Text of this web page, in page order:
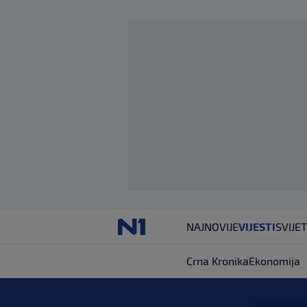
NAJNOVIJEVIJESTISVIJET
Crna KronikaEkonomija